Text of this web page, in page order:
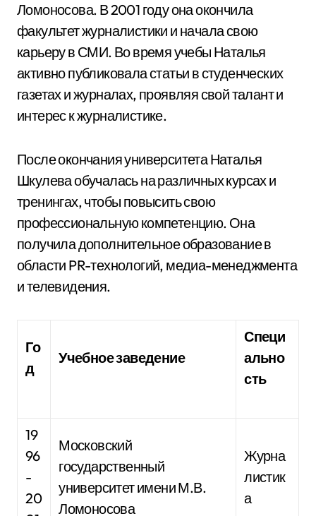
Ломоносова. В 2001 году она окончила
факультет журналистики и начала свою
карьеру в СМИ. Во время учебы Наталья
активно публиковала статьи в студенческих
газетах и журналах, проявляя свой талант и
интерес к журналистике.
После окончания университета Наталья
Шкулева обучалась на различных курсах и
тренингах, чтобы повысить свою
профессиональную компетенцию. Она
получила дополнительное образование в
области PR-технологий, медиа-менеджмента
и телевидения.
Го
д
Учебное заведение
Специ
ально
сть
19
96
-
20
Московский
государственный
университет имени М.В.
Ломоносова
Журна
листик
а